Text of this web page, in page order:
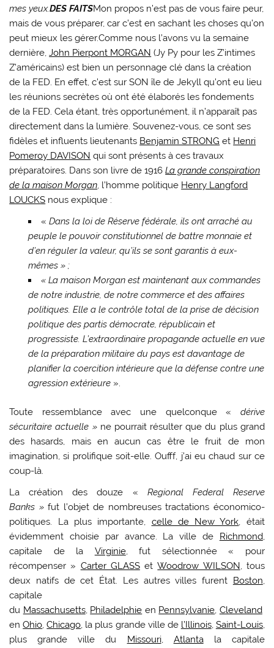
mes yeux.DES FAITSMon propos n’est pas de vous faire peur,
mais de vous préparer, car c’est en sachant les choses qu’on
peut mieux les gérer.Comme nous l’avons vu la semaine
dernière,John Pierpont MORGAN (Jy Py pour les Z’intimes
Z’américains) est bien un personnage clé dans la création
de la FED. En effet, c’est sur SON île de Jekyll qu’ont eu lieu
les réunions secrètes où ont été élaborés les fondements
de la FED. Cela étant, très opportunément, il n’apparaît pas
directement dans la lumière. Souvenez-vous, ce sont ses
fidèles et influents lieutenants Benjamin STRONG et Henri
Pomeroy DAVISON qui sont présents à ces travaux
préparatoires. Dans son livre de 1916La grande conspiration
de la maison Morgan , l’homme politique Henry Langford
LOUCKS nous explique :
« Dans la loi de Réserve fédérale, ils ont arraché au
peuple le pouvoir constitutionnel de battre monnaie et
d’en réguler la valeur, qu’ils se sont garantis à eux-
mêmes » ;
« La maison Morgan est maintenant aux commandes
de notre industrie, de notre commerce et des affaires
politiques. Elle a le contrôle total de la prise de décision
politique des partis démocrate, républicain et
progressiste. L’extraordinaire propagande actuelle en vue
de la préparation militaire du pays est davantage de
planifier la coercition intérieure que la défense contre une
agression extérieure».
Toute ressemblance avec une quelconque « dérive
sécuritaire actuelle »ne pourrait résulter que du plus grand
des hasards, mais en aucun cas être le fruit de mon
imagination, si prolifique soit-elle. Oufff, j’ai eu chaud sur ce
coup-là.
La création des douze « Regional Federal Reserve
Banks »fut l’objet de nombreuses tractations économico-
politiques. La plus importante, celle de New York, était
évidemment choisie par avance. La ville de Richmond,
capitale de la Virginie, fut sélectionnée « pour
récompenser » Carter GLASSetWoodrow WILSON, tous
deux natifs de cet État. Les autres villes furent Boston,
capitale
du Massachusetts, Philadelphie en Pennsylvanie, Cleveland
enOhio,Chicago, la plus grande ville de l’Illinois, Saint-Louis,
plus grande ville du Missouri, Atlantala capitale